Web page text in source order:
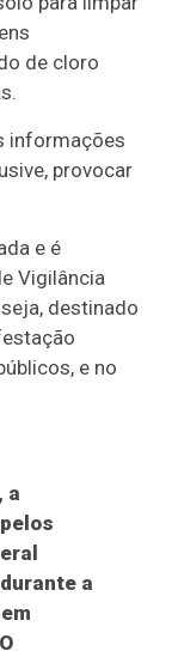
de cloro
informações
provocar
e é
Vigilância
destinado
e no
a
a